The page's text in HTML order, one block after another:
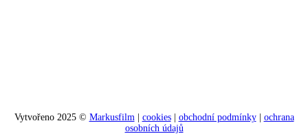
Vytvořeno 2025 © Markusfilm| cookies| obchodní podmínky| ochrana
osobních údajů